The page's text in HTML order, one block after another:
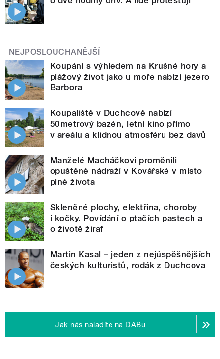
NEJPOSLOUCHANĚJŠÍ
Koupání s výhledem na Krušné hory a
plážový život jako u moře nabízí jezero
Barbora
Koupaliště v Duchcově nabízí
50metrový bazén, letní kino přímo
v areálu a klidnou atmosféru bez davů
Manželé Macháčkovi proměnili
opuštěné nádraží v Kovářské v místo
plné života
Skleněné plochy, elektřina, choroby
i kočky. Povídání o ptačích pastech a
o životě žiraf
Martin Kasal – jeden z nejúspěšnějších
českých kulturistů, rodák z Duchcova
Jak nás naladíte na DABu